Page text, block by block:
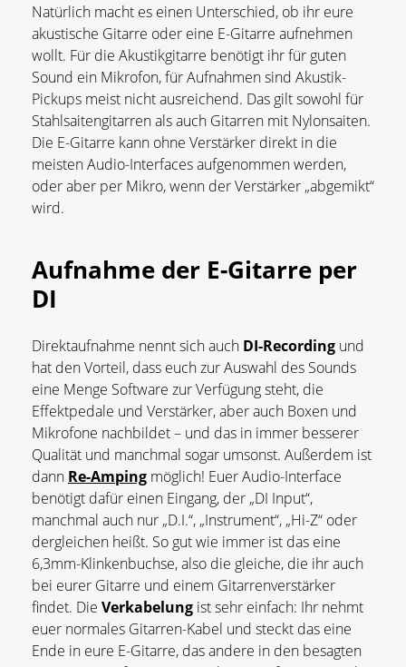
Natürlich macht es einen Unterschied, ob ihr eure
akustische Gitarre oder eine E-Gitarre aufnehmen
wollt. Für die Akustikgitarre benötigt ihr für guten
Sound ein Mikrofon, für Aufnahmen sind Akustik-
Pickups meist nicht ausreichend. Das gilt sowohl für
Stahlsaitengitarren als auch Gitarren mit Nylonsaiten.
Die E-Gitarre kann ohne Verstärker direkt in die
meisten Audio-Interfaces aufgenommen werden,
oder aber per Mikro, wenn der Verstärker „abgemikt“
wird.
Aufnahme der E-Gitarre per
DI
Direktaufnahme nennt sich auch DI-Recording und
hat den Vorteil, dass euch zur Auswahl des Sounds
eine Menge Software zur Verfügung steht, die
Effektpedale und Verstärker, aber auch Boxen und
Mikrofone nachbildet – und das in immer besserer
Qualität und manchmal sogar umsonst. Außerdem ist
dann Re-Amping möglich! Euer Audio-Interface
benötigt dafür einen Eingang, der „DI Input“,
manchmal auch nur „D.I.“, „Instrument“, „Hi-Z“ oder
dergleichen heißt. So gut wie immer ist das eine
6,3mm-Klinkenbuchse, also die gleiche, die ihr auch
bei eurer Gitarre und einem Gitarrenverstärker
findet. Die Verkabelung ist sehr einfach: Ihr nehmt
euer normales Gitarren-Kabel und steckt das eine
Ende in eure E-Gitarre, das andere in den besagten